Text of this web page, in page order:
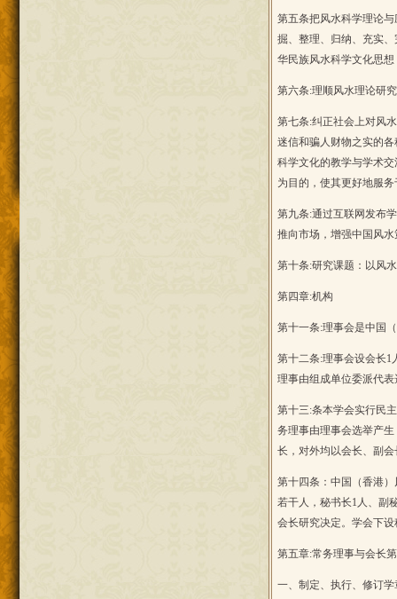
第五条把风水科学理论
掘、整理、归纳、充实
华民族风水科学文化思
第六条:理顺风水理论研
第七条:纠正社会上对风
迷信和骗人财物之实的
科学文化的教学与学术
为目的，使其更好地服
第九条:通过互联网发布
推向市场，增强中国风
第十条:研究课题：以风
第四章:机构
第十一条:理事会是中国
第十二条:理事会设会长1
理事由组成单位委派代
第十三:条本学会实行民
务理事由理事会选举产
长，对外均以会长、副
第十四条：中国（香港
若干人，秘书长1人、副
会长研究决定。学会下
第五章:常务理事与会长
一、制定、执行、修订学